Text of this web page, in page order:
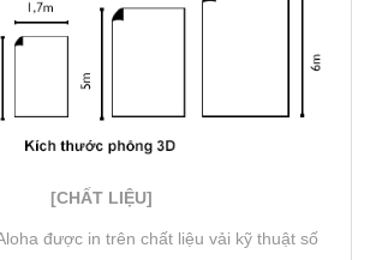
[CHẤT LIỆU]
được in trên chất liệu vải kỹ thuật số